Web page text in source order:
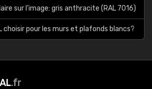
sur l'image: gris anthracite (RAL 7016)
choisir pour les murs et plafonds blancs?
.fr